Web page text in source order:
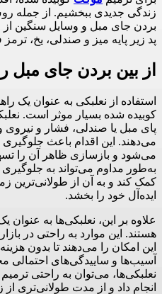
زندگی جدیدی ببخشیم. از جمله
بردن جای مبل و وسایل سنگین از
پد زیر پایه میز و صندلی، یخ،
از بین بردن جای مبل
استفاده از نعلبکی به عنوان یک
کوبیده شده بسیار موثر است.
پای مبل یا صندلی، فشار و نیروی
می‌دهند. این اقدام باعث
می‌شود و بازسازی ظاهر آن را
به‌طور مداوم می‌تواند به
کمک کند و به آن از طولانی‌ترین
ایده‌آل خود را بخشد.
علاوه بر این، نعلبکی‌ها به
هستند. این موارد به راحتی در
این امکان را می‌دهند تا بدون
آسیب‌ها و ساییدگی‌های احتمالی
نعلبکی‌ها، می‌توان به راحتی
انجام داد و از مدت طولانی‌تری